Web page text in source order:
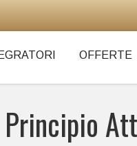
OFFERTE